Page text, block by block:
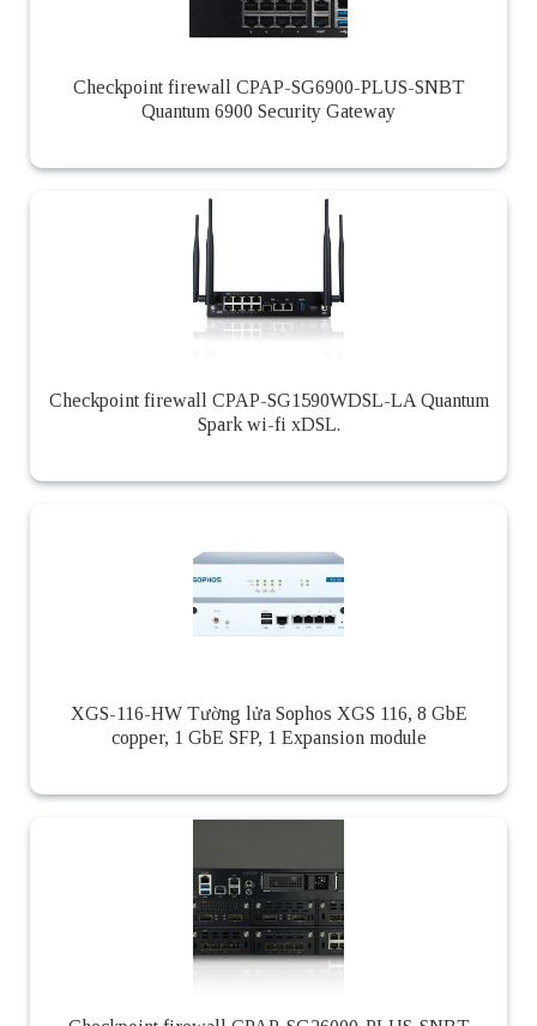
Checkpoint firewall CPAP-SG6900-PLUS-SNBT
Quantum 6900 Security Gateway
Checkpoint firewall CPAP-SG1590WDSL-LA Quantum
Spark wi-fi xDSL.
XGS-116-HW Tường lửa Sophos XGS 116, 8 GbE
copper, 1 GbE SFP, 1 Expansion module